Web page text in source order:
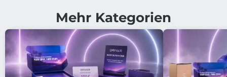
Mehr Kategorien